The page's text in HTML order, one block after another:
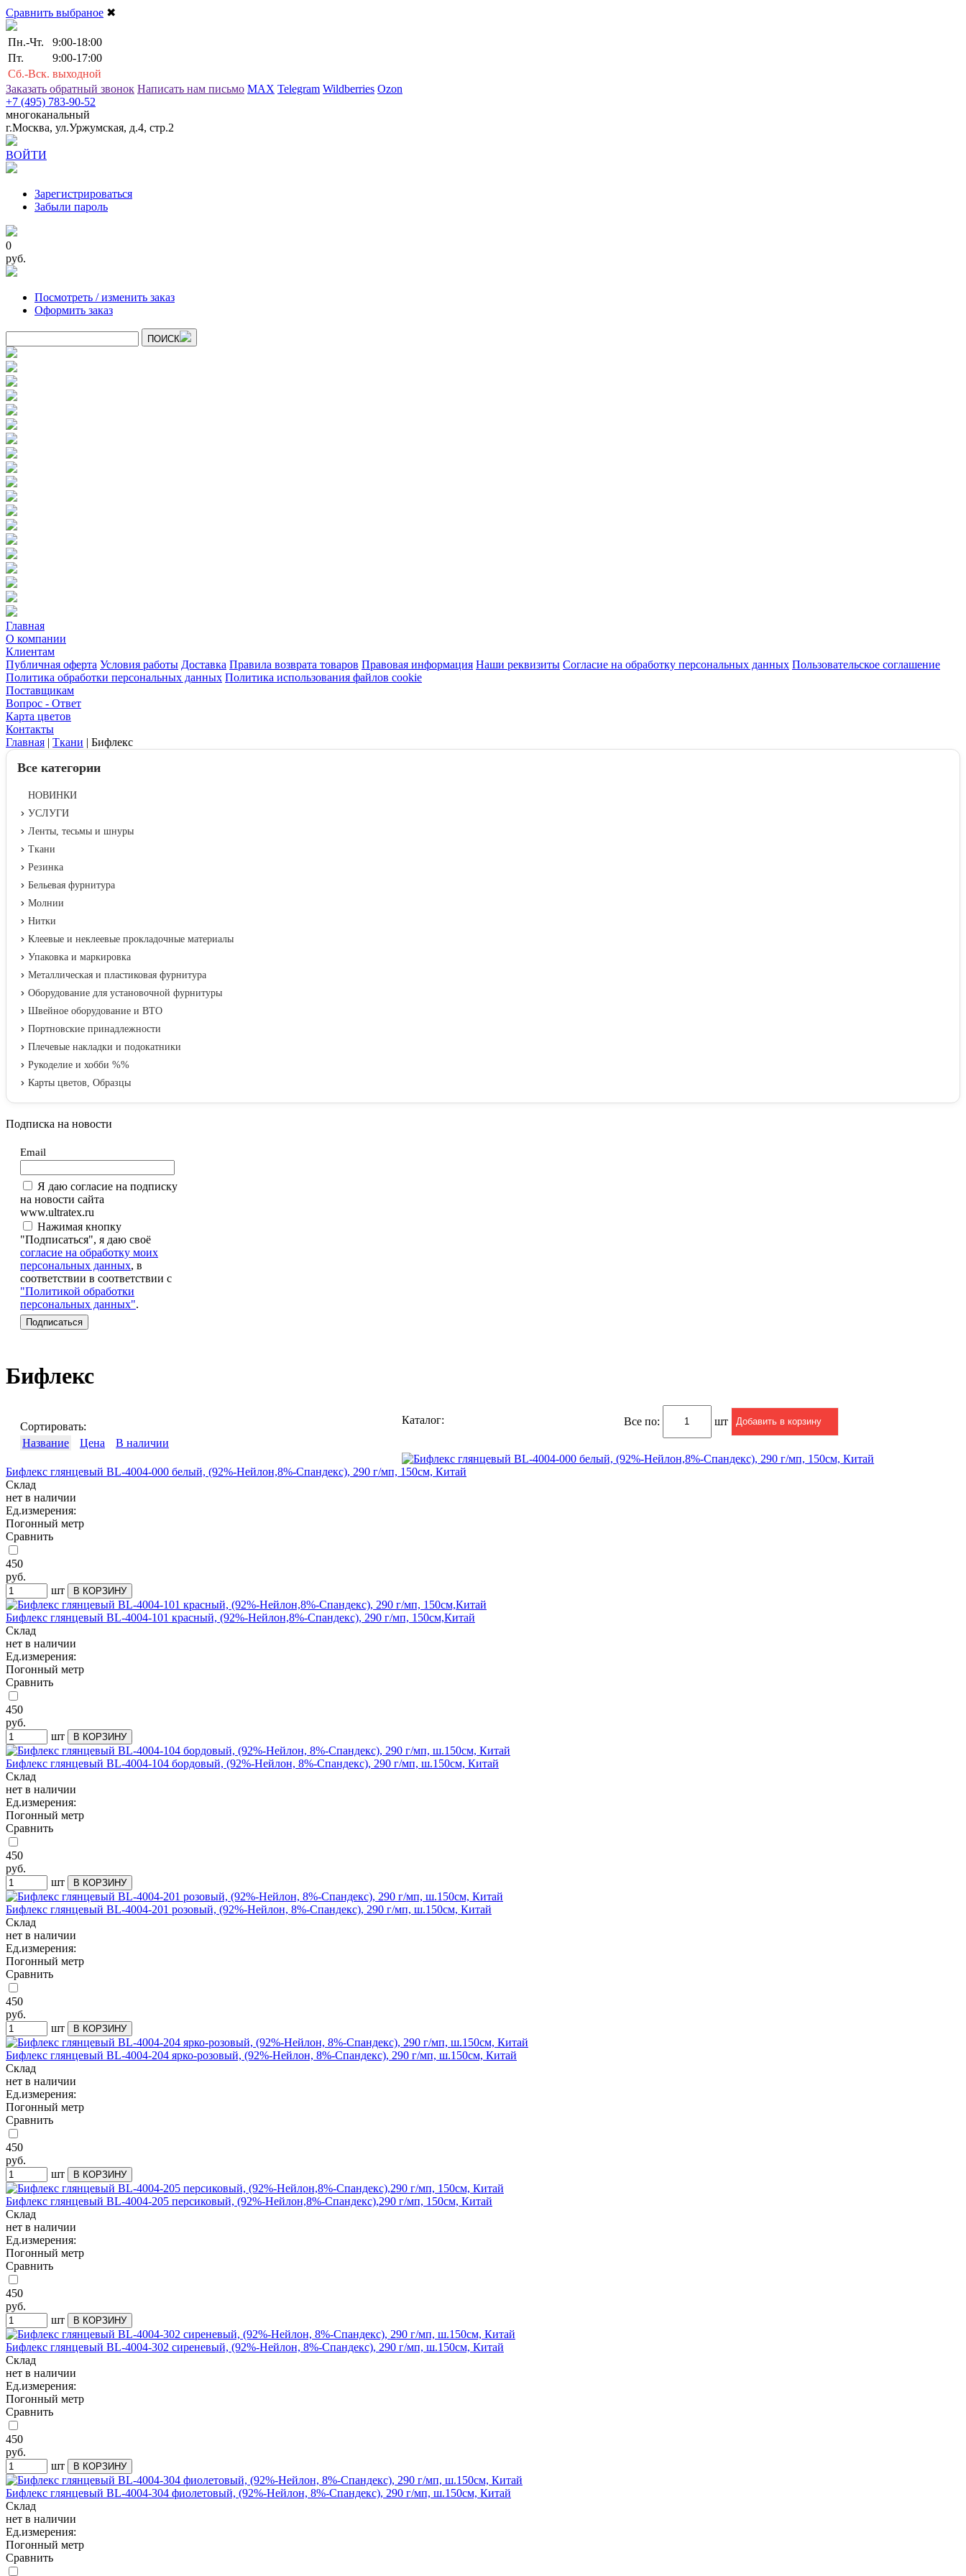
Сравнить выбраное ✖
Пн.-Чт.
9:00-18:00
Пт.
9:00-17:00
Сб.-Вск. выходной
Заказать обратный звонок Написать нам письмо MAX Telegram Wildberries Ozon
+7 (495) 783-90-52
многоканальный
г.Москва, ул.Уржумская, д.4, стр.2
ВОЙТИ
Зарегистрироваться
Забыли пароль
0
руб.
Посмотреть / изменить заказ
Оформить заказ
ПОИСК
Главная
О компании
Клиентам
Публичная оферта Условия работы Доставка Правила возврата товаров Правовая информация Наши реквизиты Согласие на обработку персональных данных Пользовательское соглашение
Политика обработки персональных данных Политика использования файлов cookie
Поставщикам
Вопрос - Ответ
Карта цветов
Контакты
Главная | Ткани | Бифлекс
Все категории
НОВИНКИ
УСЛУГИ
Ленты, тесьмы и шнуры
Ткани
Резинка
Бельевая фурнитура
Молнии
Нитки
Клеевые и неклеевые прокладочные материалы
Упаковка и маркировка
Металлическая и пластиковая фурнитура
Оборудование для установочной фурнитуры
Швейное оборудование и ВТО
Портновские принадлежности
Плечевые накладки и подокатники
Рукоделие и хобби %%
Карты цветов, Образцы
Подписка на новости
Email
Я даю согласие на подписку
на новости сайта
www.ultratex.ru
Нажимая кнопку
"Подписаться", я даю своё
согласие на обработку моих
персональных данных, в
соответствии в соответствии с
"Политикой обработки
персональных данных".
Бифлекс
Сортировать:
Название
Цена В наличии
Каталог: Все по: шт
Бифлекс глянцевый BL-4004-000 белый, (92%-Нейлон,8%-Спандекс), 290 г/мп, 150см, Китай
Склад
нет в наличии
Ед.измерения:
Погонный метр
Сравнить
450
руб.
шт
Бифлекс глянцевый BL-4004-101 красный, (92%-Нейлон,8%-Спандекс), 290 г/мп, 150см,Китай
Склад
нет в наличии
Ед.измерения:
Погонный метр
Сравнить
450
руб.
шт
Бифлекс глянцевый BL-4004-104 бордовый, (92%-Нейлон, 8%-Спандекс), 290 г/мп, ш.150см, Китай
Склад
нет в наличии
Ед.измерения:
Погонный метр
Сравнить
450
руб.
шт
Бифлекс глянцевый BL-4004-201 розовый, (92%-Нейлон, 8%-Спандекс), 290 г/мп, ш.150см, Китай
Склад
нет в наличии
Ед.измерения:
Погонный метр
Сравнить
450
руб.
шт
Бифлекс глянцевый BL-4004-204 ярко-розовый, (92%-Нейлон, 8%-Спандекс), 290 г/мп, ш.150см, Китай
Склад
нет в наличии
Ед.измерения:
Погонный метр
Сравнить
450
руб.
шт
Бифлекс глянцевый BL-4004-205 персиковый, (92%-Нейлон,8%-Спандекс),290 г/мп, 150см, Китай
Склад
нет в наличии
Ед.измерения:
Погонный метр
Сравнить
450
руб.
шт
Бифлекс глянцевый BL-4004-302 сиреневый, (92%-Нейлон, 8%-Спандекс), 290 г/мп, ш.150см, Китай
Склад
нет в наличии
Ед.измерения:
Погонный метр
Сравнить
450
руб.
шт
Бифлекс глянцевый BL-4004-304 фиолетовый, (92%-Нейлон, 8%-Спандекс), 290 г/мп, ш.150см, Китай
Склад
нет в наличии
Ед.измерения:
Погонный метр
Сравнить